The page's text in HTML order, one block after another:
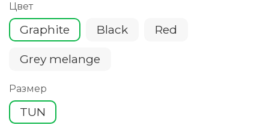
Цвет
Graphite Black Red
Grey melange
Размер
TUN